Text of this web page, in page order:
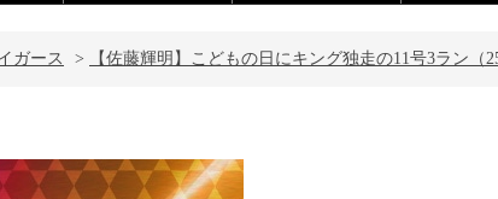
ガース > 【佐藤輝明】こどもの日にキング独走の11号3ラン（